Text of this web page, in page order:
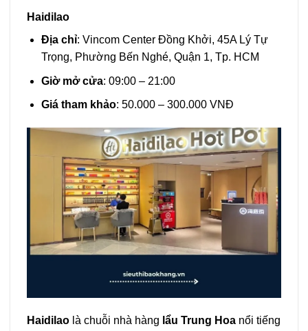
Haidilao
Địa chỉ: Vincom Center Đồng Khởi, 45A Lý Tự
Trọng, Phường Bến Nghé, Quận 1, Tp. HCM
Giờ mở cửa: 09:00 – 21:00
Giá tham khảo: 50.000 – 300.000 VNĐ
Haidilao là chuỗi nhà hàng lẩu Trung Hoa nổi tiếng